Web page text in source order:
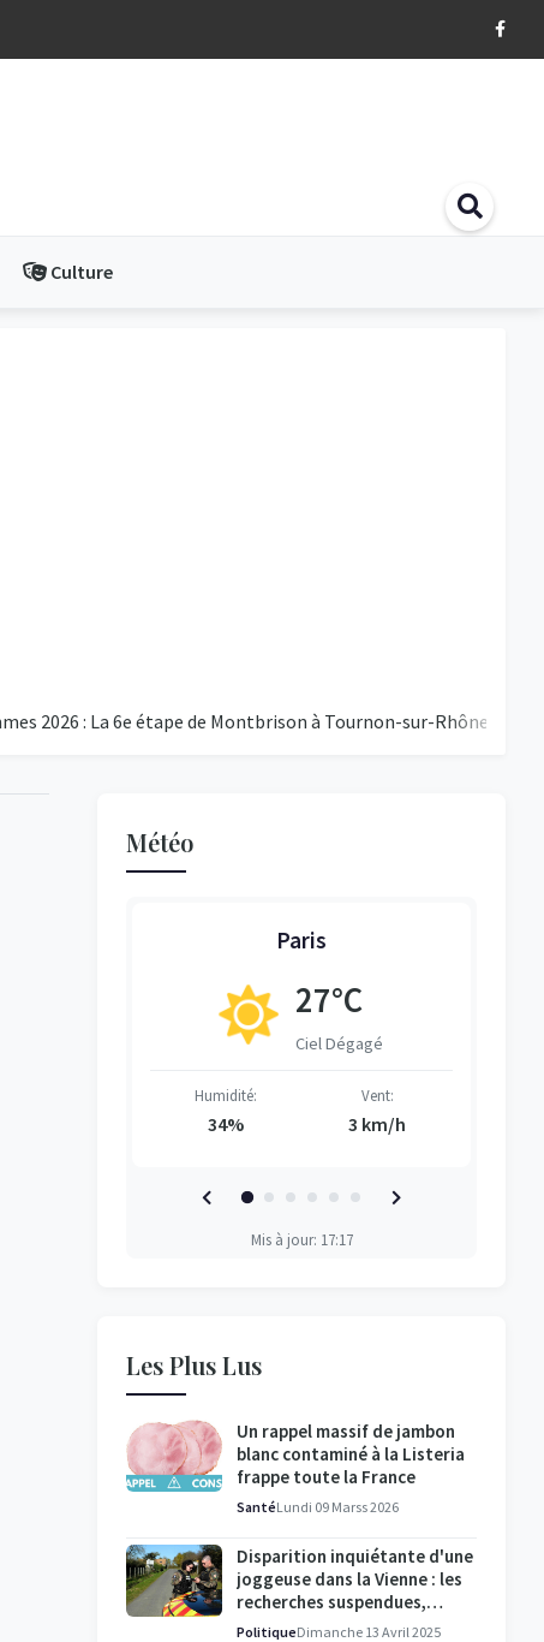
Culture
: La 6e étape de Montbrison à Tournon-sur-Rhône Le PSG
Météo
Paris
27°C
Ciel Dégagé
Humidité:
34%
Vent:
3 km/h
Mis à jour: 17:17
Les Plus Lus
Un rappel massif de jambon
blanc contaminé à la Listeria
frappe toute la France
SantéLundi 09 Marss 2026
Disparition inquiétante d'une
joggeuse dans la Vienne : les
recherches suspendues,
l'enquête se poursuit
PolitiqueDimanche 13 Avril 2025